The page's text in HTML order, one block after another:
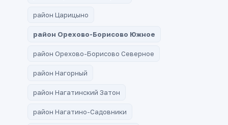
район Царицыно
район Орехово-Борисово Южное
район Орехово-Борисово Северное
район Нагорный
район Нагатинский Затон
район Нагатино-Садовники